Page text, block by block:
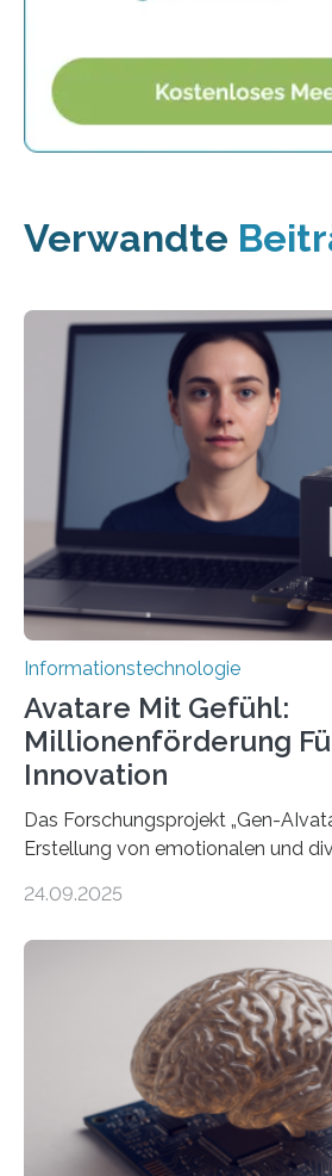
Verwandte
Informationstechnologie
Avatare Mit Gefühl:
Millionenförderung
Innovation
Das Forschungsprojekt „Gen-
Erstellung von emotionalen und
Förderung in Höhe von rund 2
der Universität Bonn und der TH
der MindPort GmbH eine
Lösung zur Erzeugung von
Avatare. Gen-AIvatar entwickelt
kosteneffiziente Methoden, um
erstellen. „Besonders wichtig ist
Animation, bei der Stimme,
und Mimik im Einklang sind…
24.09.2025